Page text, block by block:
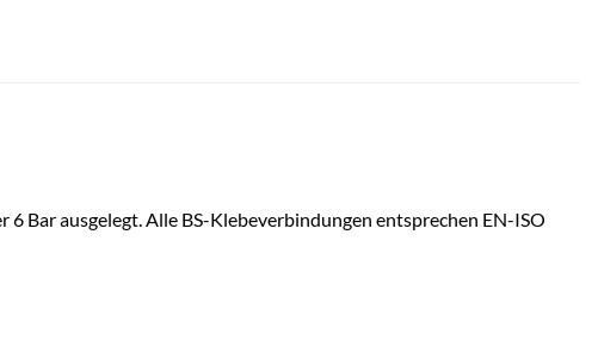
Bar ausgelegt. Alle BS-Klebeverbindungen entsprechen EN-ISO